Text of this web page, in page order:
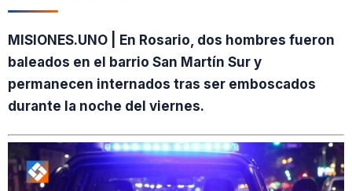
MISIONES.UNO | En Rosario, dos hombres fueron
baleados en el barrio San Martín Sur y
permanecen internados tras ser emboscados
durante la noche del viernes.